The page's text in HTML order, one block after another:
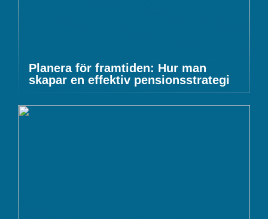
Planera för framtiden: Hur man
skapar en effektiv pensionsstrategi